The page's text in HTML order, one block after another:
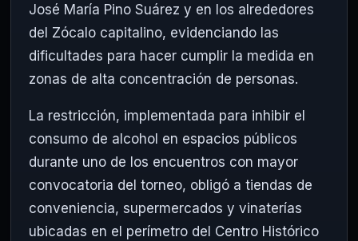
José María Pino Suárez y en los alrededores
del Zócalo capitalino, evidenciando las
dificultades para hacer cumplir la medida en
zonas de alta concentración de personas.
La restricción, implementada para inhibir el
consumo de alcohol en espacios públicos
durante uno de los encuentros con mayor
convocatoria del torneo, obligó a tiendas de
conveniencia, supermercados y vinaterías
ubicadas en el perímetro del Centro Histórico